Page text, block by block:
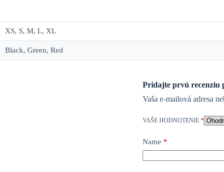
XS, S, M, L, XL
Black, Green, Red
Pridajte prvú recenziu
Vaša e-mailová adresa
VAŠE HODNOTENIE *
Name *